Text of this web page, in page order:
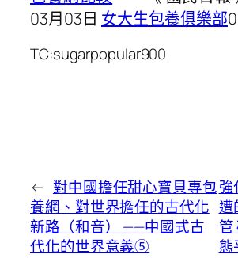
03月03日 女大生包養俱樂部
TC:sugarpopular900
← 對中國擔任甜心寶貝專包
養網、對世界擔任的古代化
新路（和音） ——中國式古
代化的世界意義⑤
遭
管
態